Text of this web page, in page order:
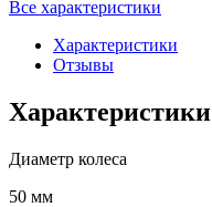
Все характеристики
Характеристики
Отзывы
Характеристики
Диаметр колеса
50 мм